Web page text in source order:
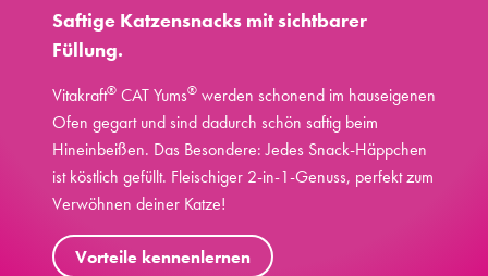
Saftige Katzensnacks mit sichtbarer
Füllung.
Vitakraft® CAT Yums® werden schonend im hauseigenen
Ofen gegart und sind dadurch schön saftig beim
Hineinbeißen. Das Besondere: Jedes Snack-Häppchen
ist köstlich gefüllt. Fleischiger 2-in-1-Genuss, perfekt zum
Verwöhnen deiner Katze!
Vorteile kennenlernen